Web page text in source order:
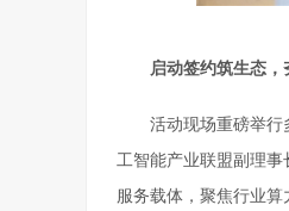
启动签约筑生态，
活动现场重磅举行
工智能产业联盟副理事
服务载体，聚焦行业